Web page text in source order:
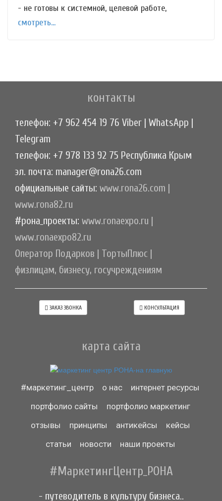
- не готовы к системной, целевой работе,
смотреть...
контакты
телефон: +7 962 454 19 76 Viber | WhatsApp |
Telegram
телефон: +7 978 133 92 75 Республика Крым
эл. почта: manager@rona26.com
официальные сайты: www.rona26.com |
www.rona82.ru
#рона_проекты: www.ronaexpo.ru |
www.ronaexpo82.ru
Оператор Подарков | ТортыПлюс |
физлицам, бизнесу, госучреждениям
ЗАКАЗ ЗВОНКА КОНСУЛЬТАЦИЯ
карта сайта
#маркетинг_центр о нас
интернет ресурсы
портфолио сайты
портфолио маркетинг
отзывы
принципы антикейсы
кейсы
статьи
новости наши проекты
#МаркетингЦентр_РОНА
- путеводитель в культуру бизнеса..